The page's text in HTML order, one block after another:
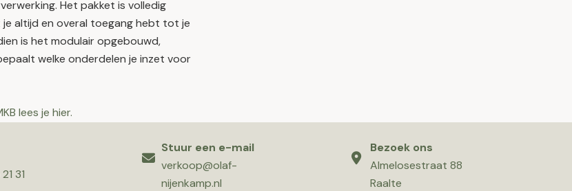
Het pakket is volledig
altijd en overal toegang hebt tot je
is het modulair opgebouwd,
welke onderdelen je inzet voor
lees je hier.
31
Stuur een e-mail
verkoop@olaf-
nijenkamp.nl
Bezoek ons
Almelosestraat 88
Raalte